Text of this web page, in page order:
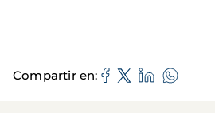
Compartir en